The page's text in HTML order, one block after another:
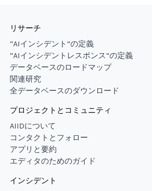
リサーチ
“AIインシデント”の定義
“AIインシデントレスポンス”の定義
データベースのロードマップ
関連研究
全データベースのダウンロード
プロジェクトとコミュニティ
AIIDについて
コンタクトとフォロー
アプリと要約
エディタのためのガイド
インシデント